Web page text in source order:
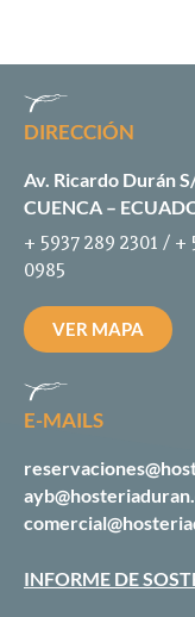
DIRECCIÓN
Av. Ricardo Durán
CUENCA –
+ 5937 289 2301 / +
0985
VER MAPA
E-MAILS
INFORME DE